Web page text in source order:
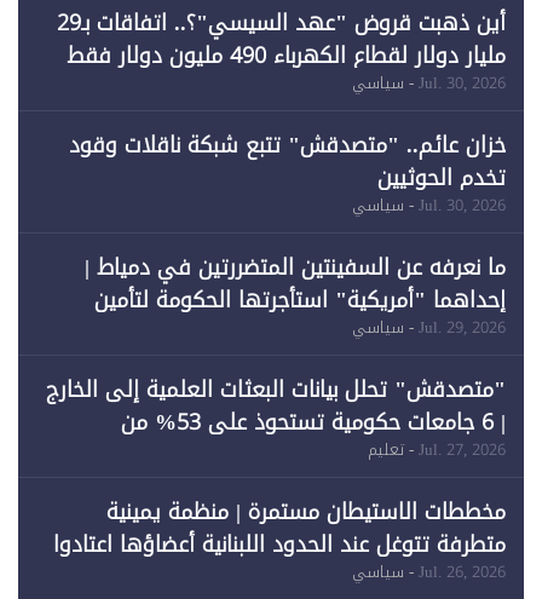
أين ذهبت قروض "عهد السيسي"؟.. اتفاقات بـ29
مليار دولار لقطاع الكهرباء 490 مليون دولار فقط
لـ"الطاقة المتجددة" (1)
Jul. 30, 2026- سياسي
خزان عائم.. "متصدقش" تتبع شبكة ناقلات وقود
تخدم الحوثيين
Jul. 30, 2026- سياسي
ما نعرفه عن السفينتين المتضررتين في دمياط |
إحداهما "أمريكية" استأجرتها الحكومة لتأمين
احتياجات الطاقة
Jul. 29, 2026- سياسي
"متصدقش" تحلل بيانات البعثات العلمية إلى الخارج
| 6 جامعات حكومية تستحوذ على 53% من
Jul. 27, 2026- تعليم
مخططات الاستيطان مستمرة | منظمة يمينية
متطرفة تتوغل عند الحدود اللبنانية أعضاؤها اعتادوا
خرق الحدود
Jul. 26, 2026- سياسي